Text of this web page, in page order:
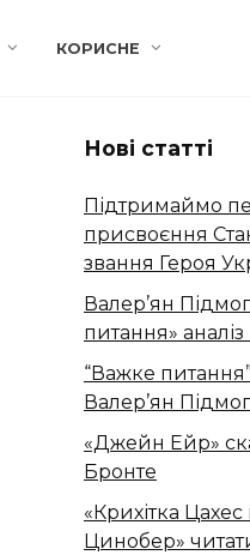
КОРИСНЕ
Нові статті
Підтримаймо
присвоєння
звання Героя
Валер’ян
питання»
“Важке
Валер’ян
«Джейн Ейр»
Бронте
«Крихітка
Цинобер»